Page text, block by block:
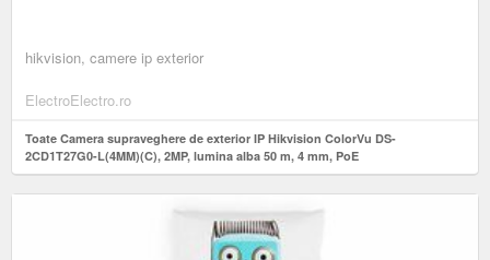
hikvision, camere ip exterior
ElectroElectro.ro
Toate Camera supraveghere de exterior IP Hikvision ColorVu DS-
2CD1T27G0-L(4MM)(C), 2MP, lumina alba 50 m, 4 mm, PoE